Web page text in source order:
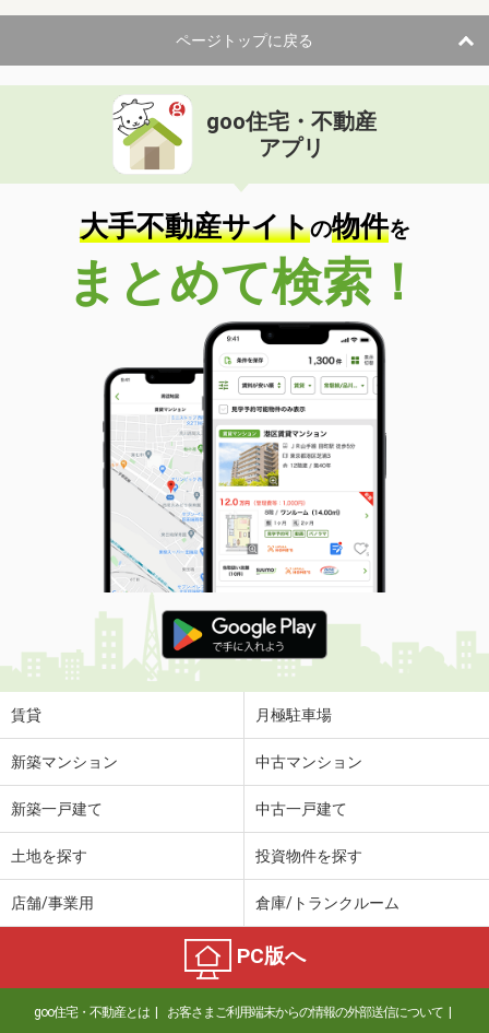
ページトップに戻る
goo住宅・不動産
アプリ
大手不動産サイトの物件を
まとめて検索！
賃貸 月極駐車場
新築マンション 中古マンション
新築一戸建て 中古一戸建て
土地を探す 投資物件を探す
店舗/事業用 倉庫/トランクルーム
PC版へ
goo住宅・不動産とは お客さまご利用端末からの情報の外部送信について